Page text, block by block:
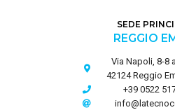
SEDE
REGGIO
Via Napoli, 8-8
42124 Reggio
+39 0522